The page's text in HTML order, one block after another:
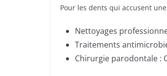
Pour les dents qui accusent
Nettoyages
Traitements
Chirurgie parodontale :